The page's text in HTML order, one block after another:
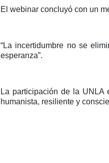
El webinar concluyó con un
“La incertidumbre no se
esperanza”.
La participación de la UNLA
humanista, resiliente y